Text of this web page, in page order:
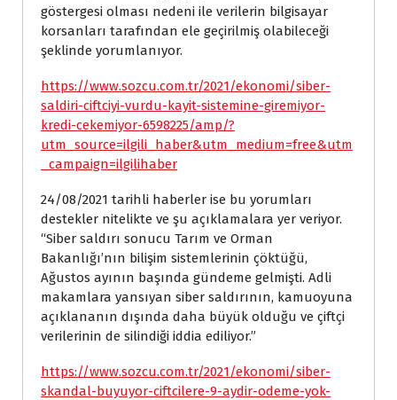
göstergesi olması nedeni ile verilerin bilgisayar
korsanları tarafından ele geçirilmiş olabileceği
şeklinde yorumlanıyor.
https://www.sozcu.com.tr/2021/ekonomi/siber-
saldiri-ciftciyi-vurdu-kayit-sistemine-giremiyor-
kredi-cekemiyor-6598225/amp/?
utm_source=ilgili_haber&utm_medium=free&utm
_campaign=ilgilihaber
24/08/2021 tarihli haberler ise bu yorumları
destekler nitelikte ve şu açıklamalara yer veriyor.
“Siber saldırı sonucu Tarım ve Orman
Bakanlığı’nın bilişim sistemlerinin çöktüğü,
Ağustos ayının başında gündeme gelmişti. Adli
makamlara yansıyan siber saldırının, kamuoyuna
açıklananın dışında daha büyük olduğu ve çiftçi
verilerinin de silindiği iddia ediliyor.”
https://www.sozcu.com.tr/2021/ekonomi/siber-
skandal-buyuyor-ciftcilere-9-aydir-odeme-yok-